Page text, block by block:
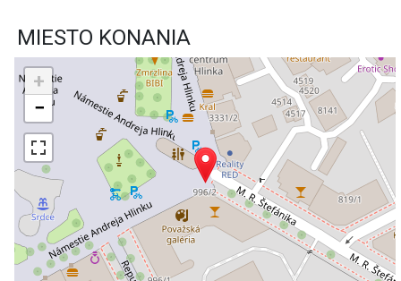
MIESTO KONANIA
+
−